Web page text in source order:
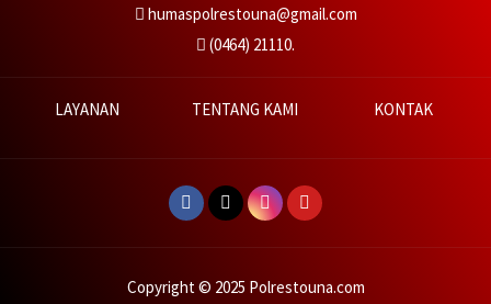
humaspolrestouna@gmail.com
(0464) 21110.
LAYANAN TENTANG KAMI KONTAK
Copyright © 2025 Polrestouna.com